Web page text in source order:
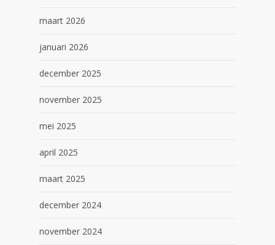
maart 2026
januari 2026
december 2025
november 2025
mei 2025
april 2025
maart 2025
december 2024
november 2024